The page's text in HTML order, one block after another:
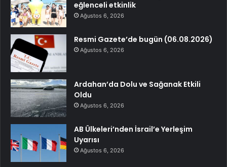
eğlenceli etkinlik
Ağustos 6, 2026
Resmi Gazete’de bugün (06.08.2026)
Ağustos 6, 2026
Ardahan’da Dolu ve Sağanak Etkili
Oldu
Ağustos 6, 2026
AB Ülkeleri’nden İsrail’e Yerleşim
Uyarısı
Ağustos 6, 2026